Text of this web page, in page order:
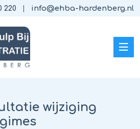
220 info@ehba-hardenberg.nl
wijziging